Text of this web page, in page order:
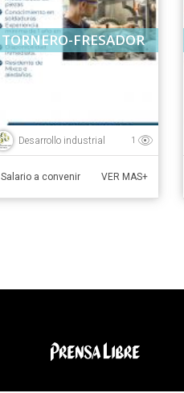
TORNERO-FRESADOR
Desarrollo industrial 1
Salario a convenir VER MAS+